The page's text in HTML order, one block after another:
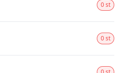
0 st
0 st